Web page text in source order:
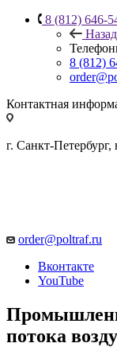
8 (812) 646-
Назад
8 (812)
Контактная
г. Санкт-
order@poltraf.ru
Вконтакте
YouTube
потока